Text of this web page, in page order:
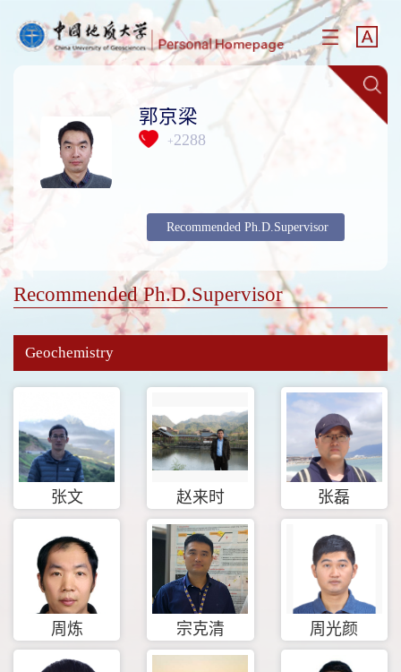
郭京梁
+2288
Recommended Ph.D.Supervisor
Recommended Ph.D.Supervisor
Geochemistry
张文 赵来时 张磊
周炼 宗克清 周光颜